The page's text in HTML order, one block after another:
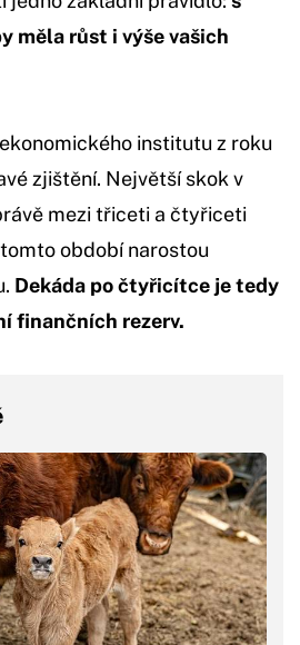
měla růst i výše vašich
institutu z roku
zjištění. Největší skok v
mezi třiceti a čtyřiceti
období narostou
Dekáda po čtyřicítce je tedy
finančních rezerv.